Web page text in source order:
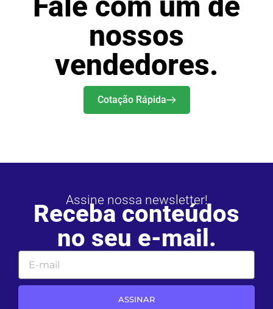
nossos
vendedores.
Cotação Rápida
Assine nossa newsletter!
Receba conteúdos
no seu e-mail.
ASSINAR